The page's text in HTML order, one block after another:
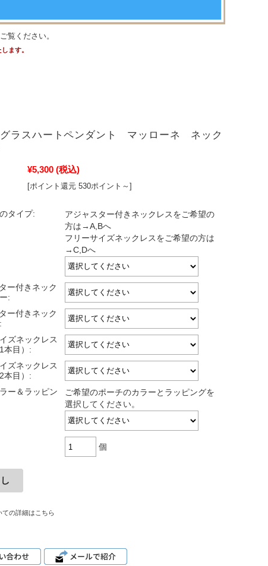
覧ください。
ます。
グラスハートペンダント マッローネ ネック
¥5,300 (税込)
[ポイント還元 530ポイント～]
タイプ:
アジャスター付きネックレスをご希望の
方は→A,Bへ
フリーサイズネックレスをご希望の方は
→C,Dへ
ー付きネック
:
ー付きネック
ズネックレス
本目）:
ズネックレス
本目）:
ー＆ラッピン
ご希望のポーチのカラーとラッピングを
選択してください。
個
ての詳細はこちら